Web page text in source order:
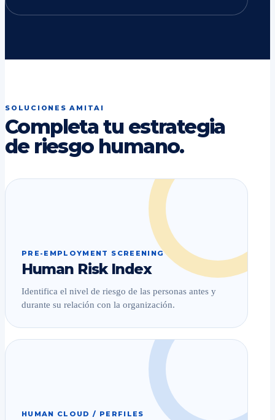
SOLUCIONES AMITAI
Completa tu estrategia
de riesgo humano.
PRE-EMPLOYMENT SCREENING
Human Risk Index
Identifica el nivel de riesgo de las personas antes y
durante su relación con la organización.
HUMAN CLOUD / PERFILES